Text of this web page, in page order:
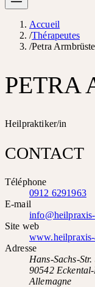
Accueil
/Thérapeutes
/Petra
PETRA
Heilpraktiker/in
CONTACT
Téléphone
0912 6291963
E-mail
Site web
www.heilpraxis-
Adresse
Hans-Sachs-Str.
90542
Allemagne